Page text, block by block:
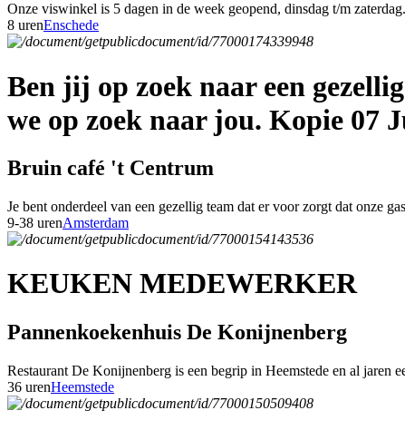
Onze viswinkel is 5 dagen in de week geopend, dinsdag t/m
8 urenEnschede
Ben jij op zoek naar een
we op zoek naar jou. Kopie 07
Bruin café 't Centrum
Je bent onderdeel van een gezellig team dat er voor zorgt dat onze
9-38 urenAmsterdam
KEUKEN MEDEWERKER
Pannenkoekenhuis De Konijnenberg
Restaurant De Konijnenberg is een begrip in Heemstede en al jaren
36 urenHeemstede